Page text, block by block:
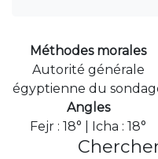
Méthodes morales
Autorité générale
égyptienne du
Angles
Fejr : 18° | Icha : 18°